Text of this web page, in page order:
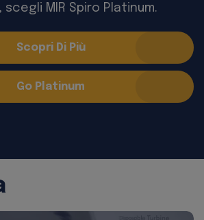
MIR Spiro Platinum.
Scopri Di Più
Go Platinum